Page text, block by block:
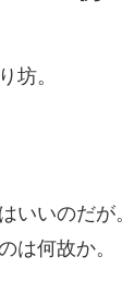
坊。
いいのだが
は何故か。